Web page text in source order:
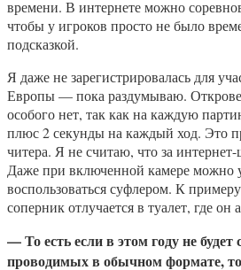
времени. В интернете можно
чтобы у игроков просто не было
подсказкой.
Я даже не зарегистрировалась для
Европы — пока раздумываю.
особого нет, так как на каждую
плюс 2 секунды на каждый ход. Это
читера. Я не считаю, что за
Даже при включенной камере можно
воспользоваться суфлером. К
соперник отлучается в туалет, где он
— То есть если в этом году не будет
проводимых в обычном формате,